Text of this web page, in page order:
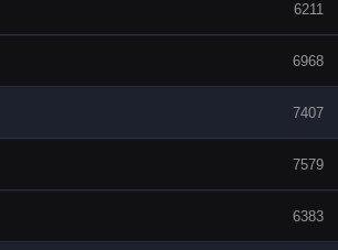
6211
6968
7407
7579
6383